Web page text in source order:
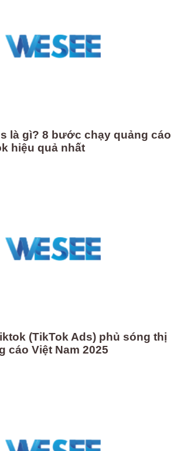
là gì? 8 bước chạy quảng cáo
hiệu quả nhất
(TikTok Ads) phủ sóng thị
cáo Việt Nam 2025